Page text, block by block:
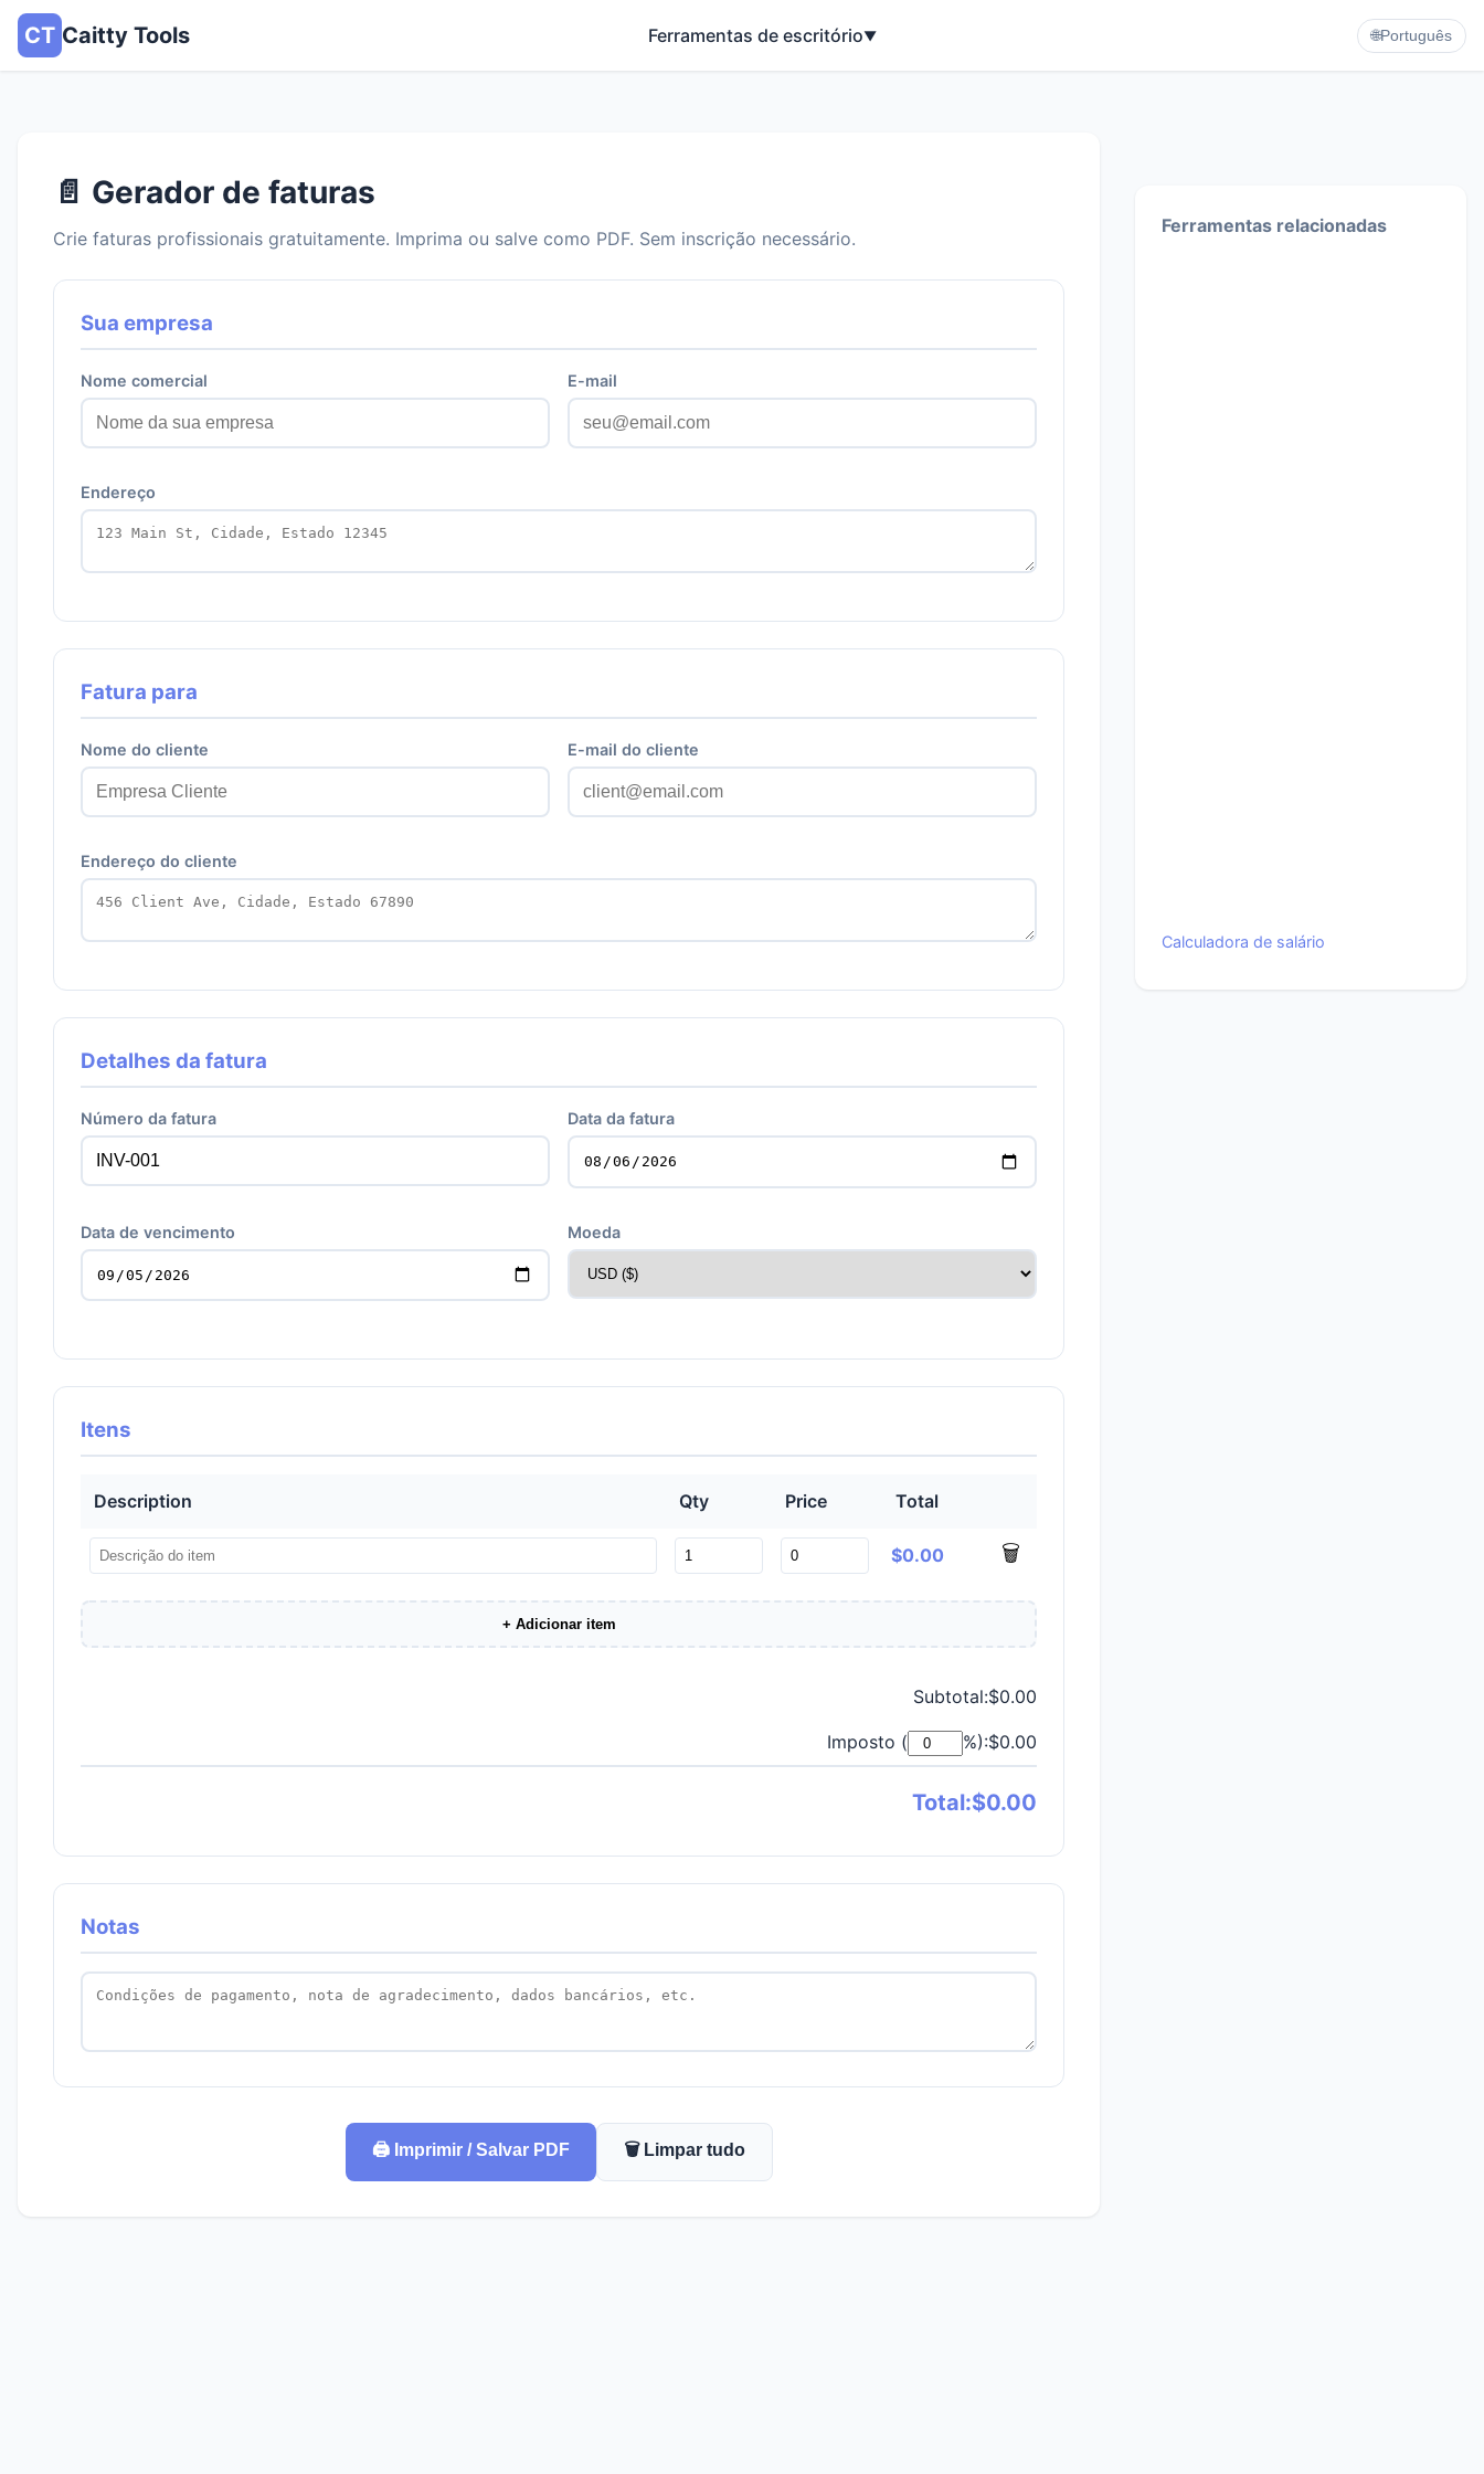
CT Caitty Tools Ferramentas de escritório▼ 🌐Português
📄 Gerador de faturas
Crie faturas profissionais gratuitamente. Imprima ou salve como PDF. Sem inscrição necessário.
Sua empresa
Nome comercial E-mail
Endereço
Fatura para
Nome do cliente E-mail do cliente
Endereço do cliente
Detalhes da fatura
Número da fatura Data da fatura
Data de vencimento Moeda
Itens
Description Qty Price Total
$0.00 🗑️
+ Adicionar item
Subtotal:$0.00
Imposto ( %):$0.00
Total:$0.00
Notas
🖨️ Imprimir / Salvar PDF 🗑️ Limpar tudo
Ferramentas relacionadas
Calculadora de salário